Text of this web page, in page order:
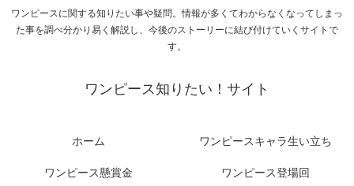
ワンピースに関する知りたい事や疑問。情報が多くてわからなくなってしまっ
た事を調べ分かり易く解説し、今後のストーリーに結び付けていくサイトで
す。
ワンピース知りたい！サイト
ホーム ワンピースキャラ生い立ち
ワンピース懸賞金 ワンピース登場回